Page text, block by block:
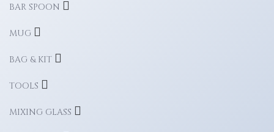
BAR SPOON
MUG
BAG & KIT
TOOLS
MIXING GLASS